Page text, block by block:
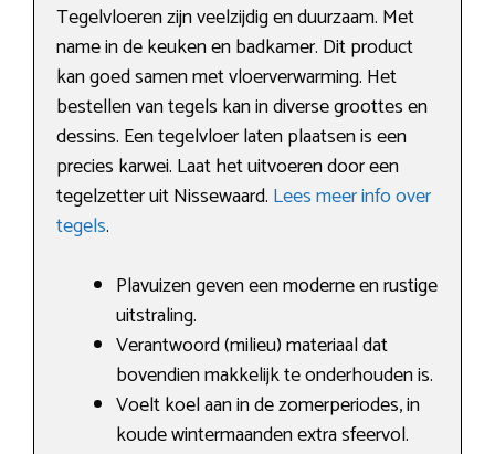
Tegelvloeren zijn veelzijdig en duurzaam. Met
name in de keuken en badkamer. Dit product
kan goed samen met vloerverwarming. Het
bestellen van tegels kan in diverse groottes en
dessins. Een tegelvloer laten plaatsen is een
precies karwei. Laat het uitvoeren door een
tegelzetter uit Nissewaard. Lees meer info over
tegels.
Plavuizen geven een moderne en rustige
uitstraling.
Verantwoord (milieu) materiaal dat
bovendien makkelijk te onderhouden is.
Voelt koel aan in de zomerperiodes, in
koude wintermaanden extra sfeervol.